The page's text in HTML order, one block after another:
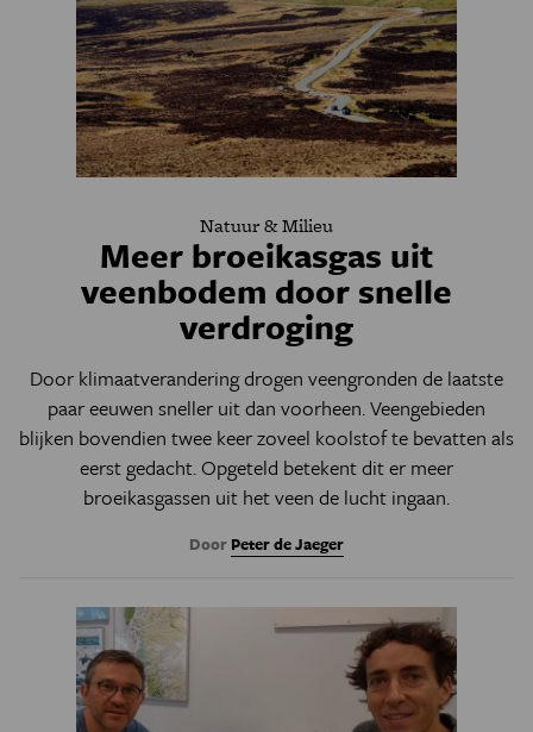
Natuur & Milieu
Meer broeikasgas uit
veenbodem door snelle
verdroging
Door klimaatverandering drogen veengronden de laatste
paar eeuwen sneller uit dan voorheen. Veengebieden
blijken bovendien twee keer zoveel koolstof te bevatten als
eerst gedacht. Opgeteld betekent dit er meer
broeikasgassen uit het veen de lucht ingaan.
Door Peter de Jaeger